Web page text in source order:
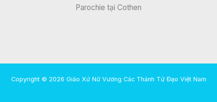
Parochie tại Cothen
Copyright © 2026 Giáo Xứ Nữ Vương Các Thánh Tử Đạo Việt Nam